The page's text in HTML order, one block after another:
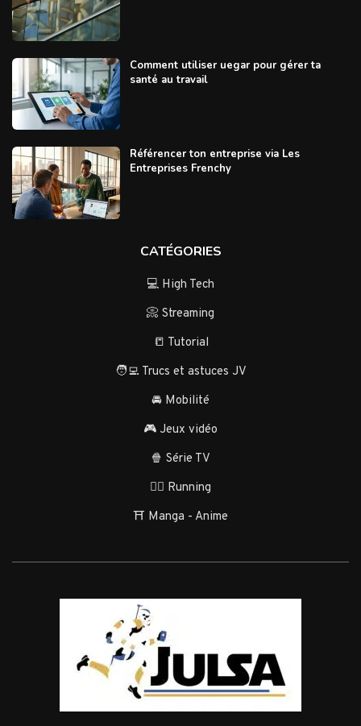
Comment utiliser uegar pour gérer ta
santé au travail
Référencer ton entreprise via Les
Entreprises Frenchy
CATÉGORIES
💻 High Tech
📀 Streaming
📒 Tutorial
🧑‍💻 Trucs et astuces JV
🚘 Mobilité
🎮 Jeux vidéo
🍿 Série TV
🏃‍♂️ Running
⛩️ Manga - Anime